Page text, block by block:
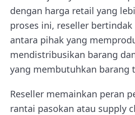
dengan harga retail yang
proses ini, reseller
antara pihak yang
mendistribusikan barang
yang membutuhkan barang
Reseller memainkan peran
rantai pasokan atau supply